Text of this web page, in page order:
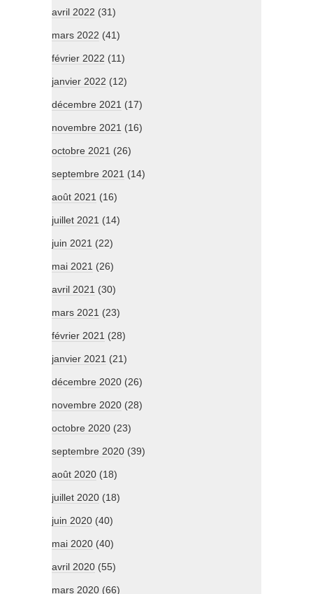
avril 2022 (31)
mars 2022 (41)
février 2022 (11)
janvier 2022 (12)
décembre 2021 (17)
novembre 2021 (16)
octobre 2021 (26)
septembre 2021 (14)
août 2021 (16)
juillet 2021 (14)
juin 2021 (22)
mai 2021 (26)
avril 2021 (30)
mars 2021 (23)
février 2021 (28)
janvier 2021 (21)
décembre 2020 (26)
novembre 2020 (28)
octobre 2020 (23)
septembre 2020 (39)
août 2020 (18)
juillet 2020 (18)
juin 2020 (40)
mai 2020 (40)
avril 2020 (55)
mars 2020 (66)